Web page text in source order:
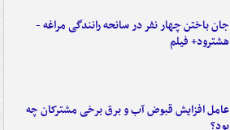
جان باختن چهار نفر در سانحه رانندگی مراغه -
هشترود+ فیلم
عامل افزایش قبوض آب و برق برخی مشترکان چه
بود؟